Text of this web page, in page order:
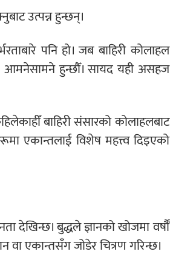
उत्पन्न हुन्छन्।
पनि हो। जब बाहिरी कोलाहल
आमनेसामने हुन्छौँ। सायद यही असहज
बाहिरी संसारको कोलाहलबाट
एकान्तलाई विशेष महत्त्व दिइएको
देखिन्छ। बुद्धले ज्ञानको खोजमा वर्षौँ
वा एकान्तसँग जोडेर चित्रण गरिन्छ।